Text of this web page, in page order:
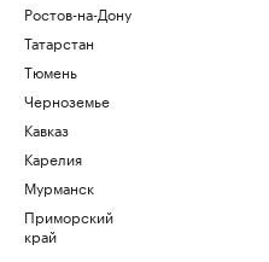
Ростов-на-Дону
Татарстан
Тюмень
Черноземье
Кавказ
Карелия
Мурманск
Приморский
край